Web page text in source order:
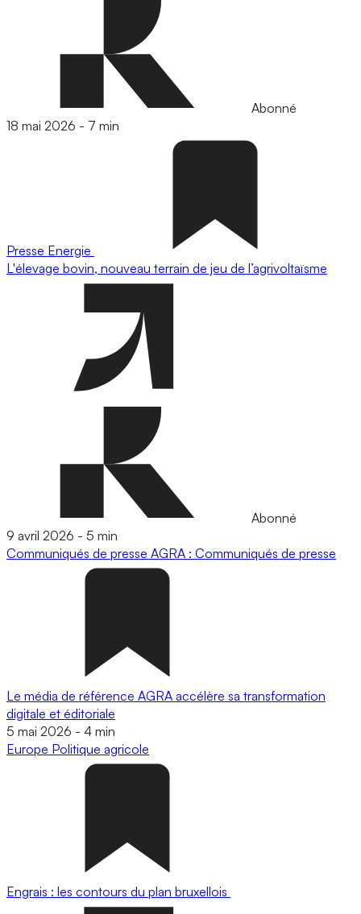
Abonné
18 mai 2026 - 7 min
Presse Energie
L'élevage bovin, nouveau terrain de jeu de l’agrivoltaïsme
Abonné
9 avril 2026 - 5 min
Communiqués de presse AGRA : Communiqués de presse
Le média de référence AGRA accélère sa transformation
digitale et éditoriale
5 mai 2026 - 4 min
Europe Politique agricole
Engrais : les contours du plan bruxellois